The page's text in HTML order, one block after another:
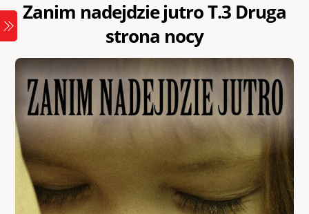
Skip
to
content
Zanim nadejdzie jutro T.3 Druga
strona nocy